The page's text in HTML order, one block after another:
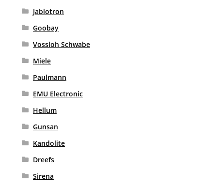
Jablotron
Goobay
Vossloh Schwabe
Miele
Paulmann
EMU Electronic
Hellum
Gunsan
Kandolite
Dreefs
Sirena